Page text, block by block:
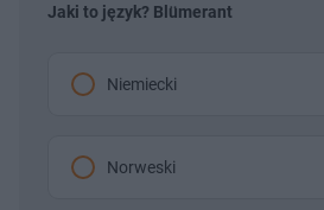
Jaki to język? Blümerant
Niemiecki
Norweski